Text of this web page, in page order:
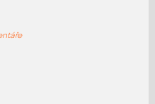
knoflíková